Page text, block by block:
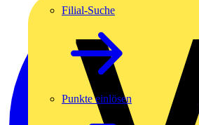
Filial-Suche
Punkte einlösen